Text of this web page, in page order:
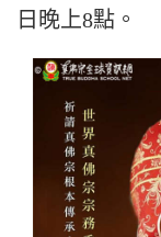
日晚上8點。